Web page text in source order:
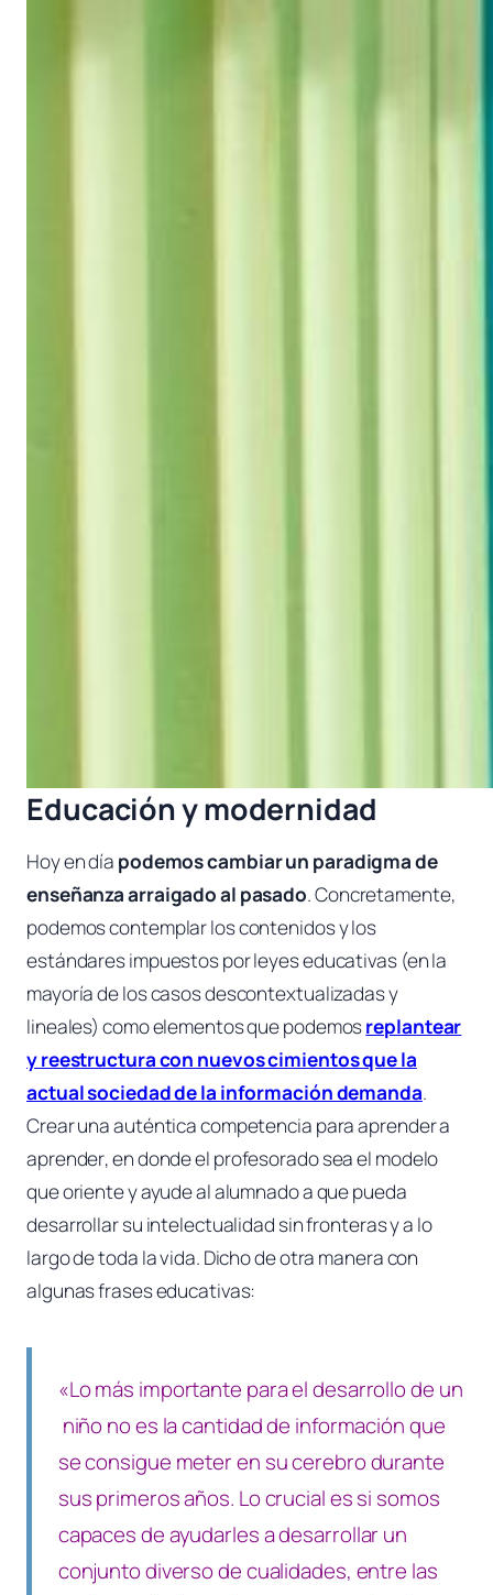
Educación y modernidad
Hoy en día podemos cambiar un paradigma de
enseñanza arraigado al pasado. Concretamente,
podemos contemplar los contenidos y los
estándares impuestos por leyes educativas (en la
mayoría de los casos descontextualizadas y
lineales) como elementos que podemosreplantear
y reestructura con nuevos cimientos que la
actual sociedad de la información demanda.
Crear una auténtica competencia paraaprender a
aprender, en donde el profesorado sea el modelo
que oriente y ayude al alumnado a que pueda
desarrollar su intelectualidad sin fronteras y a lo
largo de toda la vida. Dicho de otra manera con
algunas frases educativas:
«Lo más importante para el desarrollo de un
niño no es la cantidad de información que
se consigue meter en su cerebro durante
sus primeros años. Lo crucial es si somos
capaces de ayudarles a desarrollar un
conjunto diverso de cualidades, entre las